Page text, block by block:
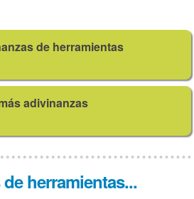
de herramientas
adivinanzas
herramientas...